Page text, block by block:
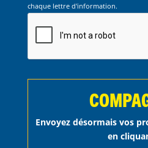
chaque lettre d'information.
Envoyez désormais vos
en